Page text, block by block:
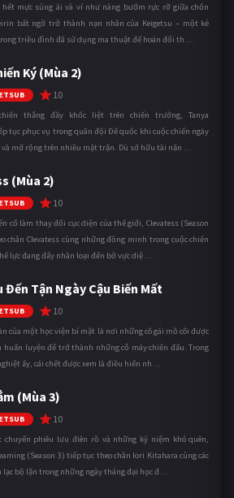
mực sủng ái và ví như nàng bướm rực rỡ giữa chốn
bất ngờ trở thành nạn nhân của Keigetsu – một kẻ
triều đình đã sử dụng ma thuật để hoán đổi th ...
Ký (Mùa 2)
10
thắng đầy khốc liệt trên chiến trường, Tanya
tục phục vụ trong quân đội Đế quốc khi cuộc chiến ngày
và mở rộng trên nhiều mặt trận. Dù sở hữu tài năn ...
(Mùa 2)
10
cố làm thay đổi cục diện của thế giới, Clevatess (Season
chân Clevatess cùng những đồng minh trong cuộc chiến
lực đang đẩy nhân loại đến bờ vực diệ ...
Đến Tận Ngày Cậu Biến Mất
10
của một học viện bí mật là nơi những cô gái mồ côi được
huấn luyện để trở thành những cỗ máy chiến đấu. Trong
ấy, cái chết được xem là điều hiển nh ...
(Mùa 3)
10
chuyến phiêu lưu điên rồ và những kỷ niệm khó quên,
(Season 3) tiếp tục theo chân Iori Kitahara cùng các
lạc bộ lặn trong những ngày tháng đại học đ ...